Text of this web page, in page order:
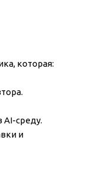
которая:
AI-среду.
и